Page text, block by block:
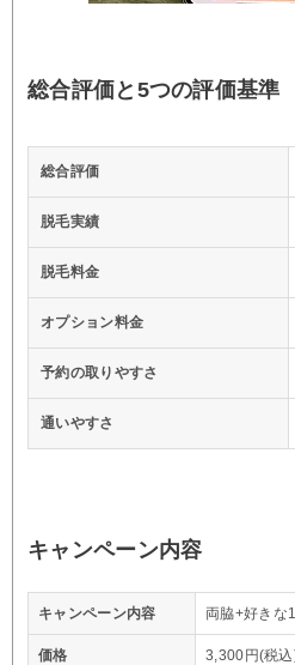
総合評価と5つの評価基準
総合評価
脱毛実績
脱毛料金
オプション料金
予約の取りやすさ
通いやすさ
キャンペーン内容
キャンペーン内容 両脇+好きな
価格 3,300円(税